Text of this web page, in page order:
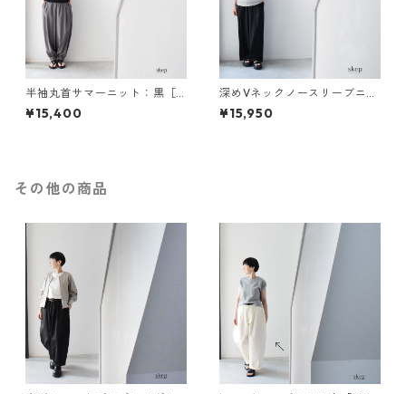
半袖丸首サマーニット：黒［N
T63HSBK］
¥15,400
深めVネックノースリーブニッ
ト：グレー［NT69NSGY］
¥15,950
その他の商品